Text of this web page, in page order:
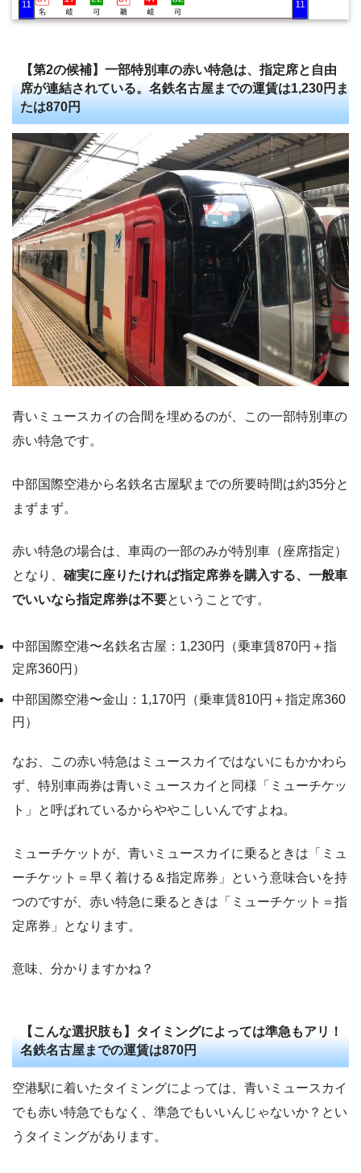
【第2の候補】一部特別車の赤い特急は、指定席と自由
席が連結されている。名鉄名古屋までの運賃は1,230円ま
たは870円
青いミュースカイの合間を埋めるのが、この一部特別車の
赤い特急です。
中部国際空港から名鉄名古屋駅までの所要時間は約35分と
まずまず。
赤い特急の場合は、車両の一部のみが特別車（座席指定）
となり、 確実に座りたければ指定席券を購入する、一般車
でいいなら指定席券は不要ということです。
中部国際空港〜名鉄名古屋：1,230円（乗車賃870円＋指
定席360円）
中部国際空港〜金山：1,170円（乗車賃810円＋指定席360
円）
なお、この赤い特急はミュースカイではないにもかかわら
ず、特別車両券は青いミュースカイと同様「ミューチケッ
ト」と呼ばれているからややこしいんですよね。
ミューチケットが、青いミュースカイに乗るときは「ミュ
ーチケット＝早く着ける＆指定席券」という意味合いを持
つのですが、赤い特急に乗るときは「ミューチケット＝指
定席券」となります。
意味、分かりますかね？
【こんな選択肢も】タイミングによっては準急もアリ！
名鉄名古屋までの運賃は870円
空港駅に着いたタイミングによっては、青いミュースカイ
でも赤い特急でもなく、準急でもいいんじゃないか？とい
うタイミングがあります。